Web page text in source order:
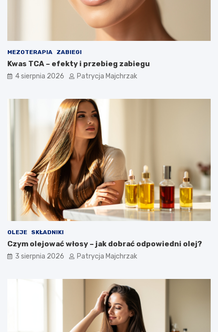
MEZOTERAPIA ZABIEGI
Kwas TCA – efekty i przebieg zabiegu
4 sierpnia 2026 Patrycja Majchrzak
OLEJE SKŁADNIKI
Czym olejować włosy – jak dobrać odpowiedni olej?
3 sierpnia 2026 Patrycja Majchrzak